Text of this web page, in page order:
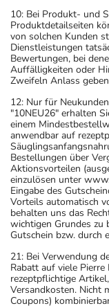
10: Bei Produkt- und
Produktdetailseiten
von solchen Kunden
Dienstleistungen
Bewertungen, bei
Auffälligkeiten oder
Zweifeln Anlass
12: Nur für
"10NEU26" erhalten
einem
anwendbar auf
Bestellungen über
Aktionsvorteilen
einzulösen unter
Eingabe des
Vorteils automatisch
behalten uns das
wichtigen Grundes zu
Gutschein bzw. durch
21: Bei Verwendung
Rabatt auf viele
rezeptpflichtige
Versandkosten. Nicht
Coupons)